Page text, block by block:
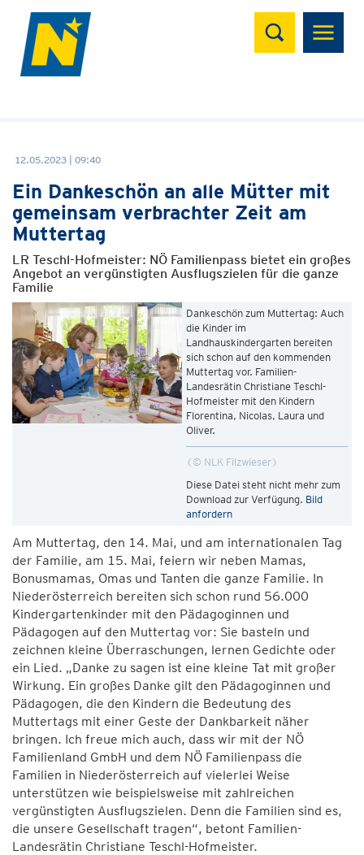
Suchen
12.05.2023 | 09:40
Ein Dankeschön an alle Mütter mit
gemeinsam verbrachter Zeit am
Muttertag
LR Teschl-Hofmeister: NÖ Familienpass bietet ein großes
Angebot an vergünstigten Ausflugszielen für die ganze
Familie
Dankeschön zum Muttertag: Auch
die Kinder im
Landhauskindergarten bereiten
sich schon auf den kommenden
Muttertag vor. Familien-
Landesrätin Christiane Teschl-
Hofmeister mit den Kindern
Florentina, Nicolas, Laura und
Oliver.
© NLK Filzwieser
Diese Datei steht nicht mehr zum
Download zur Verfügung. Bild
anfordern
Am Muttertag, den 14. Mai, und am internationalen Tag
der Familie, am 15. Mai, feiern wir neben Mamas,
Bonusmamas, Omas und Tanten die ganze Familie. In
Niederösterreich bereiten sich schon rund 56.000
Kindergartenkinder mit den Pädagoginnen und
Pädagogen auf den Muttertag vor: Sie basteln und
zeichnen kleine Überraschungen, lernen Gedichte oder
ein Lied. „Danke zu sagen ist eine kleine Tat mit großer
Wirkung. Ein großes Danke gilt den Pädagoginnen und
Pädagogen, die den Kindern die Bedeutung des
Muttertags mit einer Geste der Dankbarkeit näher
bringen. Ich freue mich auch, dass wir mit der NÖ
Familienland GmbH und dem NÖ Familienpass die
Familien in Niederösterreich auf vielerlei Weise
unterstützen wie beispielsweise mit zahlreichen
vergünstigten Ausflugszielen. Denn die Familien sind es,
die unsere Gesellschaft tragen“, betont Familien-
Landesrätin Christiane Teschl-Hofmeister.